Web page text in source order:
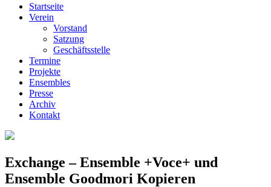
Startseite
Verein
Vorstand
Satzung
Geschäftsstelle
Termine
Projekte
Ensembles
Presse
Archiv
Kontakt
Exchange – Ensemble +Voce+ und
Ensemble Goodmori Kopieren